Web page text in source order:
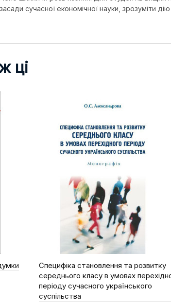
сучасної економічної науки, зрозуміти
ці
Специфіка становлення та розвитку
середнього класу в умовах
періоду сучасного українського
суспільства